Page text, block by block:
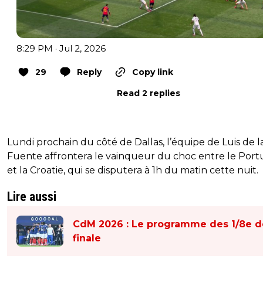
8:29 PM · Jul 2, 2026
29 Reply
Copy link
Read 2 replies
Lundi prochain du côté de Dallas, l’équipe de Luis de
Fuente affrontera le vainqueur du choc entre le
et la Croatie, qui se disputera à 1h du matin cette nuit.
Lire aussi
CdM 2026 : Le programme des 1/8e
finale